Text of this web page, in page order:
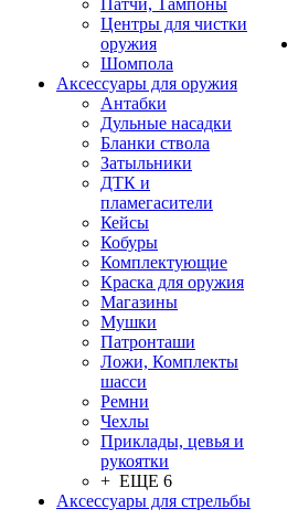
Патчи, Тампоны
Центры для чистки
оружия
Шомпола
Аксессуары для оружия
Антабки
Дульные насадки
Бланки ствола
Затыльники
ДТК и
пламегасители
Кейсы
Кобуры
Комплектующие
Краска для оружия
Магазины
Мушки
Патронташи
Ложи, Комплекты
шасси
Ремни
Чехлы
Приклады, цевья и
рукоятки
+ ЕЩЕ 6
Аксессуары для стрельбы